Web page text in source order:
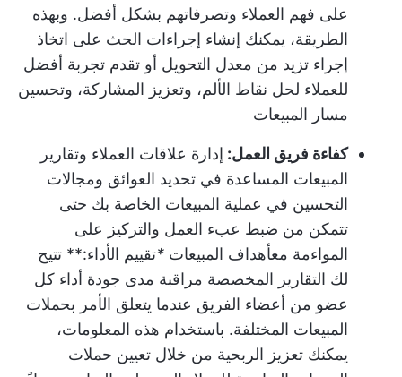
على فهم العملاء وتصرفاتهم بشكل أفضل. وبهذه
الطريقة، يمكنك إنشاء إجراءات الحث على اتخاذ
إجراء تزيد من معدل التحويل أو تقدم تجربة أفضل
للعملاء لحل نقاط الألم، وتعزيز المشاركة، وتحسين
مسار المبيعات
كفاءة فريق العمل: إدارة علاقات العملاء وتقارير
المبيعات المساعدة في تحديد العوائق ومجالات
التحسين في عملية المبيعات الخاصة بك حتى
تتمكن من ضبط عبء العمل والتركيز على
المواءمة معأهداف المبيعات *تقييم الأداء:** تتيح
لك التقارير المخصصة مراقبة مدى جودة أداء كل
عضو من أعضاء الفريق عندما يتعلق الأمر بحملات
المبيعات المختلفة. باستخدام هذه المعلومات،
يمكنك تعزيز الربحية من خلال تعيين حملات